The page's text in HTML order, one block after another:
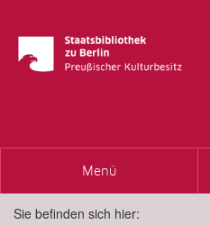
Toggle
Menü
Sie befinden sich hier: